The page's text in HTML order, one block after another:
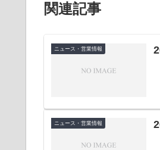
関連記事
ニュース・営業情報
ニュース・営業情報